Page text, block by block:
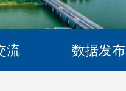
流 数据发布